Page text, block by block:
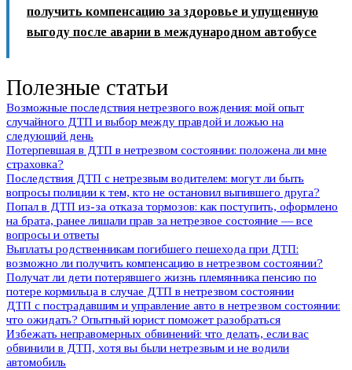
получить компенсацию за здоровье и упущенную
выгоду после аварии в международном автобусе
Полезные статьи
Возможные последствия нетрезвого вождения: мой опыт
случайного ДТП и выбор между правдой и ложью на
следующий день
Потерпевшая в ДТП в нетрезвом состоянии: положена ли мне
страховка?
Последствия ДТП с нетрезвым водителем: могут ли быть
вопросы полиции к тем, кто не остановил выпившего друга?
Попал в ДТП из-за отказа тормозов: как поступить, оформлено
на брата, ранее лишали прав за нетрезвое состояние — все
вопросы и ответы
Выплаты родственникам погибшего пешехода при ДТП:
возможно ли получить компенсацию в нетрезвом состоянии?
Получат ли дети потерявшего жизнь племянника пенсию по
потере кормильца в случае ДТП в нетрезвом состоянии
ДТП с пострадавшим и управление авто в нетрезвом состоянии:
что ожидать? Опытный юрист поможет разобраться
Избежать неправомерных обвинений: что делать, если вас
обвинили в ДТП, хотя вы были нетрезвым и не водили
автомобиль